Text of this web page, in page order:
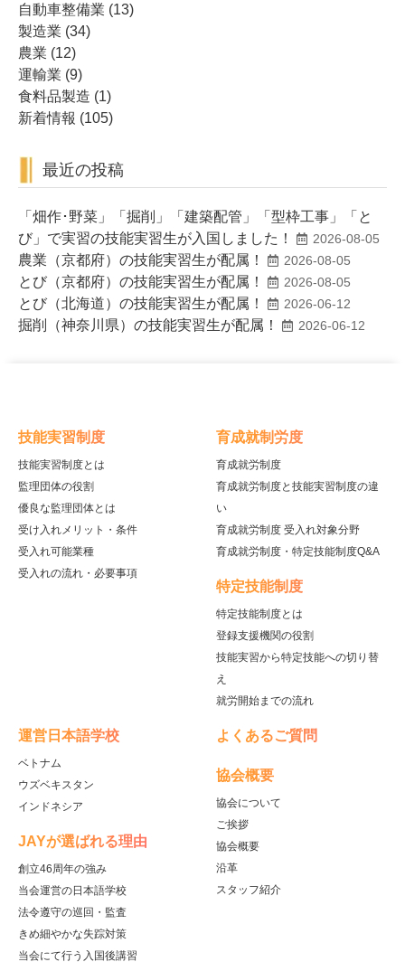
自動車整備業 (13)
製造業 (34)
農業 (12)
運輸業 (9)
食料品製造 (1)
新着情報 (105)
最近の投稿
「畑作･野菜」「掘削」「建築配管」「型枠工事」「と
び」で実習の技能実習生が入国しました！
2026-08-05
農業（京都府）の技能実習生が配属！ 2026-08-05
とび（京都府）の技能実習生が配属！ 2026-08-05
とび（北海道）の技能実習生が配属！ 2026-06-12
掘削（神奈川県）の技能実習生が配属！ 2026-06-12
技能実習制度
技能実習制度とは
監理団体の役割
優良な監理団体とは
受け入れメリット・条件
受入れ可能業種
受入れの流れ・必要事項
育成就制労度
育成就労制度
育成就労制度と技能実習制度の違
い
育成就労制度 受入れ対象分野
育成就労制度・特定技能制度Q&A
特定技能制度
特定技能制度とは
登録支援機関の役割
技能実習から特定技能への切り替
え
就労開始までの流れ
運営日本語学校
ベトナム
ウズベキスタン
インドネシア
JAYが選ばれる理由
創立46周年の強み
当会運営の日本語学校
法令遵守の巡回・監査
きめ細やかな失踪対策
当会にて行う入国後講習
よくあるご質問
協会概要
協会について
ご挨拶
協会概要
沿革
スタッフ紹介